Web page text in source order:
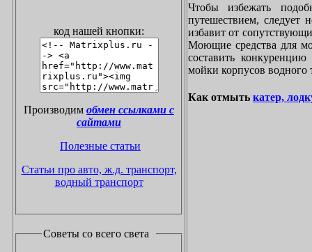
код нашей кнопки:
Производим обмен ссылками с
сайтами
Полезные статьи
Статьи про авто, ж.д. транспорт,
водный транспорт
Советы со всего света
Чтобы избежать
путешествием, следует
избавит от
Моющие средства для
составить
мойки корпусов водного
Как отмыть катер,